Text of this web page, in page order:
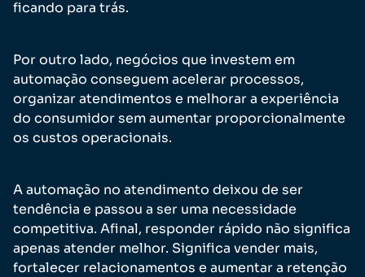
ficando para trás.
Por outro lado, negócios que investem em
automação conseguem acelerar processos,
organizar atendimentos e melhorar a experiência
do consumidor sem aumentar proporcionalmente
os custos operacionais.
A automação no atendimento deixou de ser
tendência e passou a ser uma necessidade
competitiva. Afinal, responder rápido não significa
apenas atender melhor. Significa vender mais,
fortalecer relacionamentos e aumentar a retenção